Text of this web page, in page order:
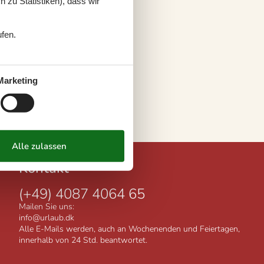
Kontakt
(+49) 4087 4064 65
Mailen Sie uns:
info@urlaub.dk
Alle E-Mails werden, auch an Wochenenden und Feiertagen,
innerhalb von 24 Std. beantwortet.